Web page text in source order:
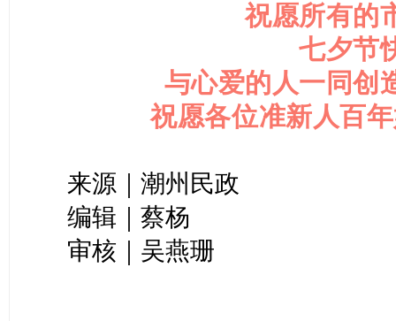
祝愿所有的
七夕节
与心爱的人一同创
祝愿各位准新人百
来源｜潮州民政
编辑｜蔡杨
审核｜吴燕珊